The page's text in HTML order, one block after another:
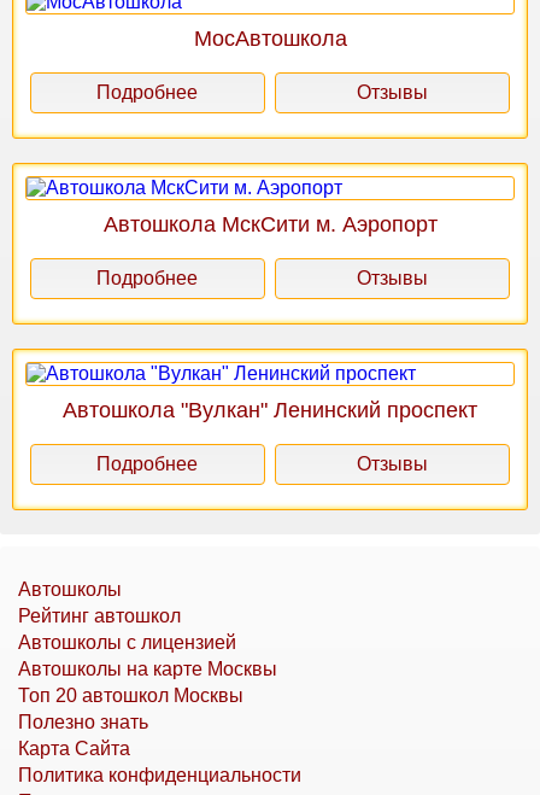
МосАвтошкола
Подробнее Отзывы
Автошкола МскСити м. Аэропорт
Подробнее Отзывы
Автошкола "Вулкан" Ленинский проспект
Подробнее Отзывы
Автошколы
Рейтинг автошкол
Автошколы с лицензией
Автошколы на карте Москвы
Топ 20 автошкол Москвы
Полезно знать
Карта Сайта
Политика конфиденциальности